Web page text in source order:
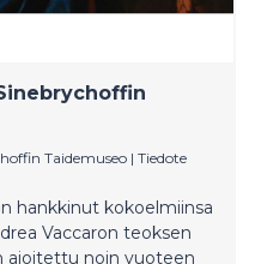
Taidemuseo | Tiedote
hankkinut kokoelmiinsa
Vaccaron teoksen
ajoitettu noin vuoteen